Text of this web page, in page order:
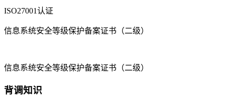
ISO27001认证
信息系统安全等级保护备案证书（二级）
信息系统安全等级保护备案证书（二级）
背调知识